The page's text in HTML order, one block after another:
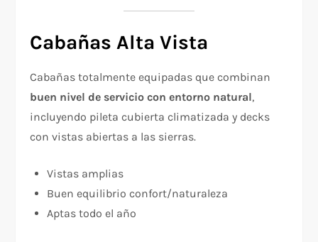
Cabañas Alta Vista
Cabañas totalmente equipadas que combinan
buen nivel de servicio con entorno natural,
incluyendo pileta cubierta climatizada y decks
con vistas abiertas a las sierras.
Vistas amplias
Buen equilibrio confort/naturaleza
Aptas todo el año